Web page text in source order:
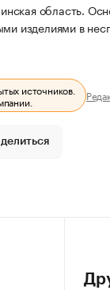
область.
изделиями в
источников.